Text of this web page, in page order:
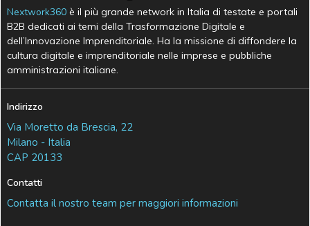
Nextwork360 è il più grande network in Italia di testate e portali
B2B dedicati ai temi della Trasformazione Digitale e
dell’Innovazione Imprenditoriale. Ha la missione di diffondere la
cultura digitale e imprenditoriale nelle imprese e pubbliche
amministrazioni italiane.
Indirizzo
Via Moretto da Brescia, 22
Milano - Italia
CAP 20133
Contatti
Contatta il nostro team per maggiori informazioni